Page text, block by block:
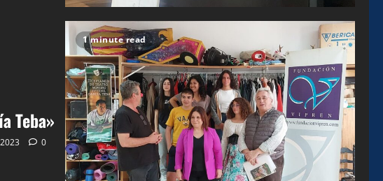
1 minute read
Teba»
0